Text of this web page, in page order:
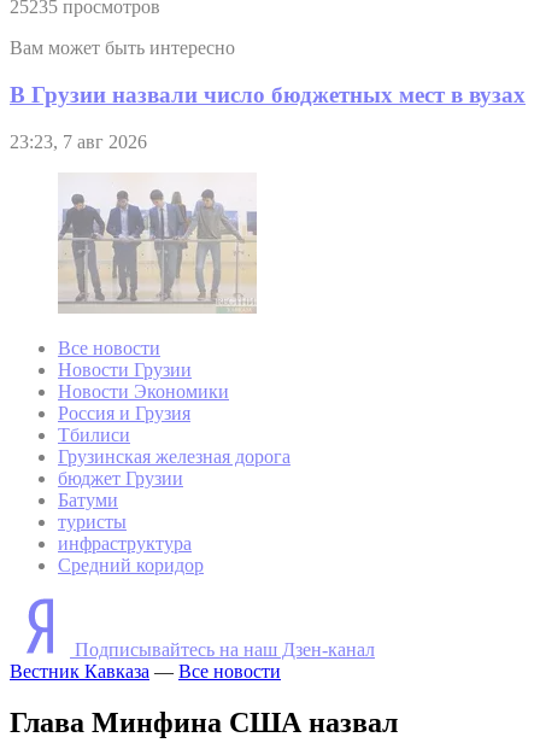
25235 просмотров
Вам может быть интересно
В Грузии назвали число бюджетных мест в вузах
23:23, 7 авг 2026
Все новости
Новости Грузии
Новости Экономики
Россия и Грузия
Тбилиси
Грузинская железная дорога
бюджет Грузии
Батуми
туристы
инфраструктура
Средний коридор
Подписывайтесь на наш Дзен-канал
Вестник Кавказа — Все новости
Глава Минфина США назвал